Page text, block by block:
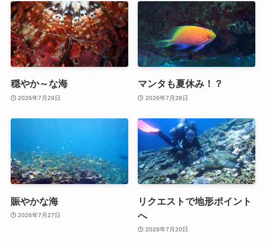
穏やか～な海
2026年7月29日
マンタも夏休み！？
2026年7月28日
賑やかな海
2026年7月27日
リクエストで地形ポイント
へ
2026年7月20日